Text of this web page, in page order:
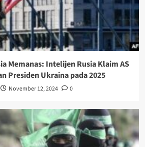
Memanas: Intelijen Rusia Klaim AS
Presiden Ukraina pada 2025
November 12, 2024 0